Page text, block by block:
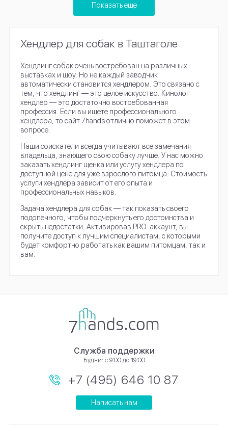
Показать еще
Хендлер для собак в Таштаголе
Хендлинг собак очень востребован на различных
выставках и шоу. Но не каждый заводчик
автоматически становится хендлером. Это связано с
тем, что хендлинг — это целое искусство. Кинолог
хендлер — это достаточно востребованная
профессия. Если вы ищете профессионального
хендлера, то сайт 7hands отлично поможет в этом
вопросе.
Наши соискатели всегда учитывают все замечания
владельца, знающего свою собаку лучше. У нас можно
заказать хендлинг щенка или услугу хендлера по
доступной цене для уже взрослого питомца. Стоимость
услуги хендлера зависит от его опыта и
профессиональных навыков.
Задача хендлера для собак — так показать своего
подопечного, чтобы подчеркнуть его достоинства и
скрыть недостатки. Активировав PRO-аккаунт, вы
получите доступ к лучшим специалистам, с которыми
будет комфортно работать как вашим питомцам, так и
вам.
Служба поддержки
Будни: с 9:00 до 19:00
+7 (495) 646 10 87
Написать нам